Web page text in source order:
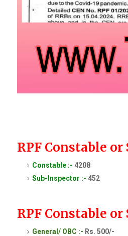
RPF Constable
Constable :- 4208
Sub-Inspector :- 452
RPF Constable
General/ OBC :- Rs. 500/-